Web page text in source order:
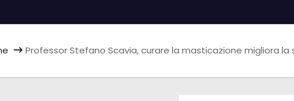
Professor Stefano Scavia, curare la masticazione migliora